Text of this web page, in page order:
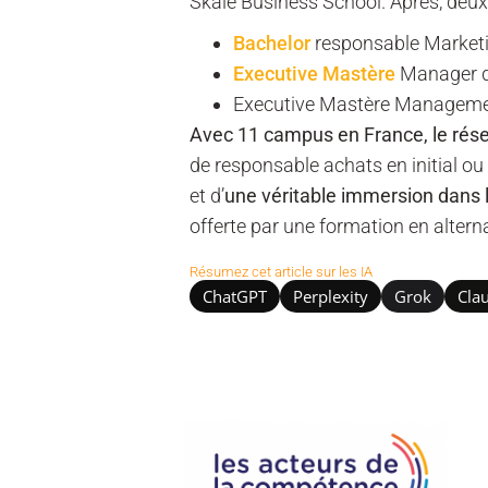
Bachelorresponsable
Executive Mastère Manager
Executive Mastère
Avec 11 campus en France, le
de responsable achats en initial ou
et d’une véritable immersion dans
offerte par une formation en
Résumez cet article sur les IA
ChatGPT Perplexity Grok